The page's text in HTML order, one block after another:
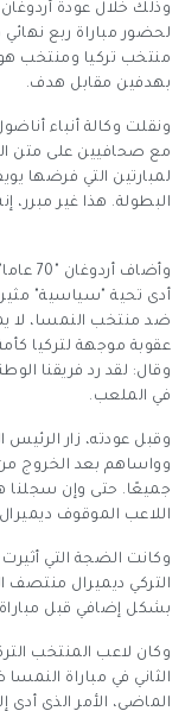
وذلك خلال عودة أردوغان
منتخب تركيا ومنتخب
بهدفين مقابل هدف.
ونقلت وكالة أنباء
مع صحافيين على متن
لمبارتين التي فرضها
البطولة. هذا غير مبرر،
ضد منتخب النمسا، لا
عقوبة موجهة لتركيا
وقال: لقد رد فريقنا
في الملعب.
وقبل عودته، زار
وواساهم بعد الخروج من
جميعًا. حتى وإن سجلنا
اللاعب الموقوف
وكانت الضجة التي
التركي ديميرال
بشكل إضافي قبل
وكان لاعب المنتخب
الثاني في مباراة
الماضي، الأمر الذي أدى